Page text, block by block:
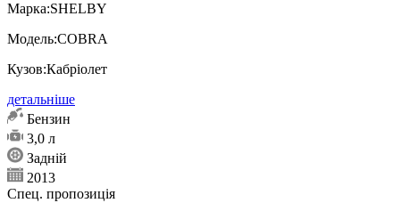
Марка:SHELBY
Модель:COBRA
Кузов:Кабріолет
детальніше
Бензин
3,0 л
Задній
2013
Спец. пропозиція